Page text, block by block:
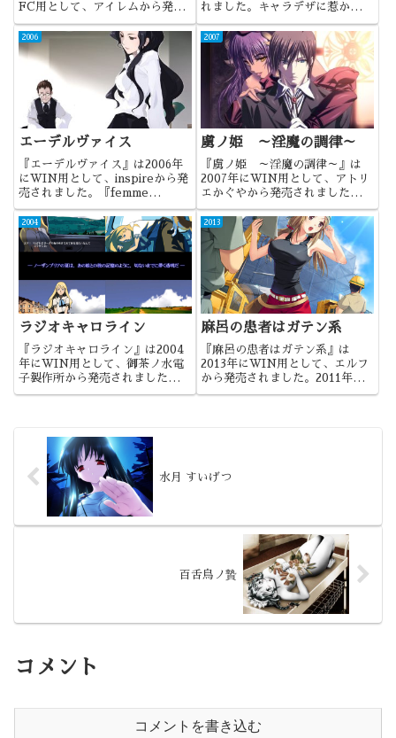
FC用として、アイレムから発売
とでも言いましょうか。複数の視
点から物語を進め、それが最後に
合流する。『ブルートレイン殺人
事件』殺人事件は、そうした試...
れました。キャラデザに惹かれた
う内容でしたね。
2006
エーデルヴァイス
『エーデルヴァイス』は2006年
にWIN用として、inspireから発
売されました。『femme
だけを重視するならば、刺さる可
能性のある作品でしたね。
2007
虜ノ姫 ～淫魔の調律～
『虜ノ姫 ～淫魔の調律～』は
2007年にWIN用として、アトリ
エかぐやから発売されました。内
なります。
2004
ラジオキャロライン
『ラジオキャロライン』は2004
年にWIN用として、御茶ノ水電
子製作所から発売されました。
60年代のイングランドを舞台に
たのです。
2013
麻呂の患者はガテン系
『麻呂の患者はガテン系』は
2013年にWIN用として、エルフ
から発売されました。2011年の
『ボクの彼女はガテン系/彼女が
水月 すいげつ
百舌鳥ノ贄
コメント
コメントを書き込む